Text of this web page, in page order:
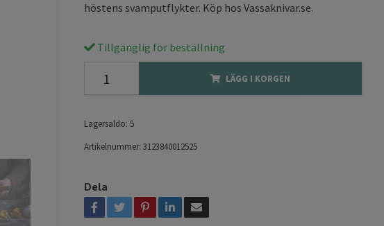
höstens svamputflykter. Köp hos Vassaknivar.se.
Tillgänglig för beställning
LÄGG I KORGEN
Lagersaldo: 5
Artikelnummer: 3123840012525
Dela